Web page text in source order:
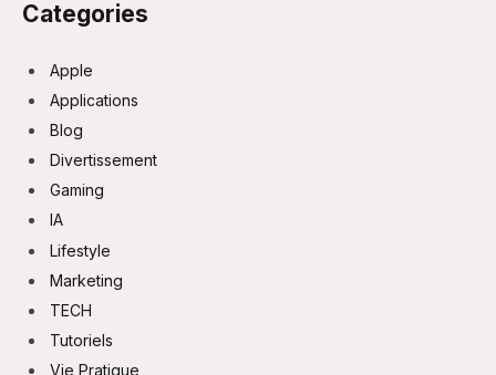
Categories
Apple
Applications
Blog
Divertissement
Gaming
IA
Lifestyle
Marketing
TECH
Tutoriels
Vie Pratique